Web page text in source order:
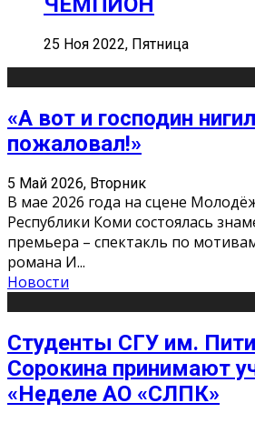
25 Ноя 2022, Пятница
«А вот и господин
пожаловал!»
5 Май 2026, Вторник
В мае 2026 года на сцене
Республики Коми состоялась
премьера – спектакль по
романа И...
Новости
Студенты СГУ им.
Сорокина принимают
«Неделе АО «СЛПК»